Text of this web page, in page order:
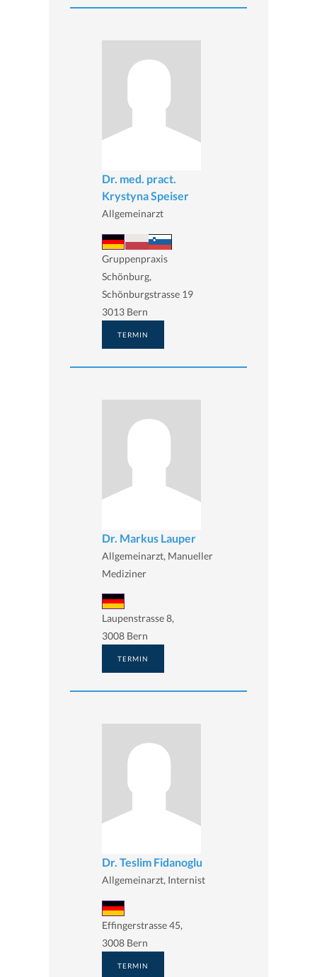
Dr. med. pract.
Krystyna Speiser
Allgemeinarzt
Gruppenpraxis
Schönburg,
Schönburgstrasse 19
3013 Bern
TERMIN
Dr. Markus Lauper
Allgemeinarzt, Manueller
Mediziner
Laupenstrasse 8,
3008 Bern
TERMIN
Dr. Teslim Fidanoglu
Allgemeinarzt, Internist
Effingerstrasse 45,
3008 Bern
TERMIN